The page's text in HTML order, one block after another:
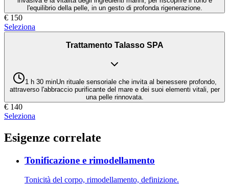
l'equilibrio della pelle, in un gesto di profonda rigenerazione.
€ 150
Seleziona
Trattamento Talasso SPA
1 h 30 minUn rituale sensoriale che invita al benessere profondo,
attraverso l'abbraccio purificante del mare e dei suoi elementi vitali, per
una pelle rinnovata.
€ 140
Seleziona
Esigenze correlate
Tonificazione e rimodellamento
Tonicità del corpo, rimodellamento, definizione.